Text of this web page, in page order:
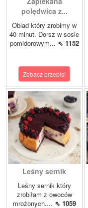
polędwica z...
Obiad który zrobimy w
40 minut. Dorsz w sosie
pomidorowym... ⇖ 1152
Zobacz przepis!
Leśny sernik
Leśny sernik który
zrobiłam z owoców
mrożonych.... ⇖ 1059